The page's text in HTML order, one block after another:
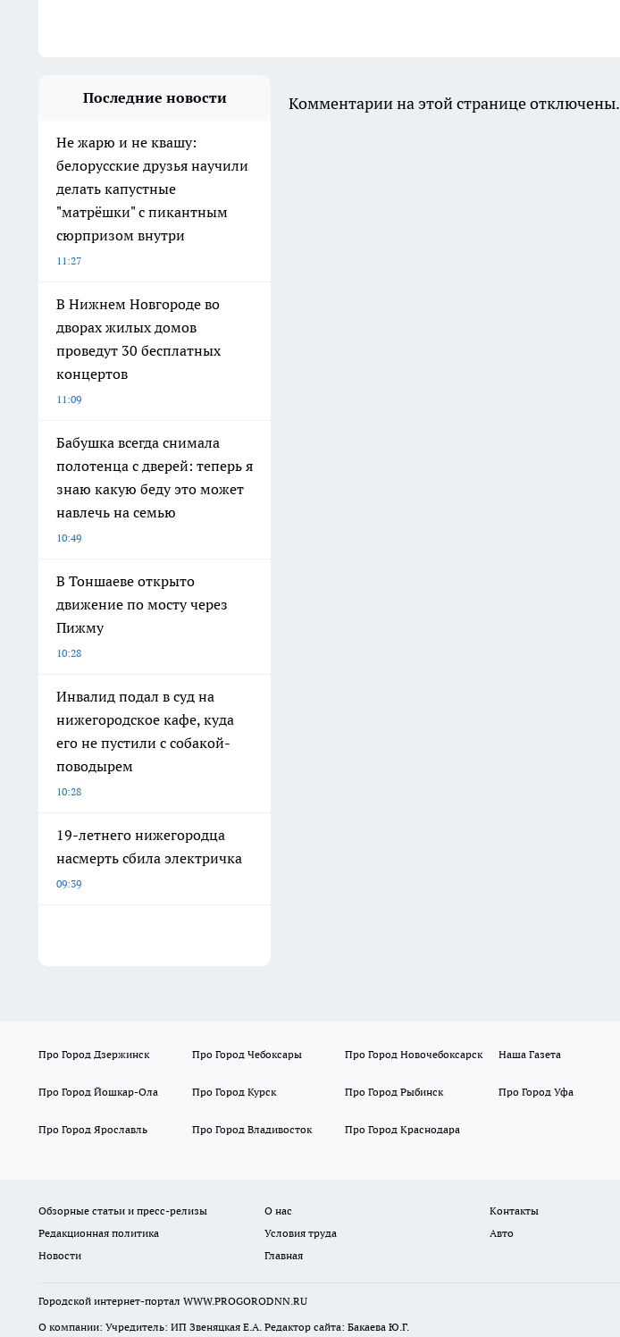
Последние новости
Не жарю и не квашу:
белорусские друзья научили
делать капустные
"матрёшки" с пикантным
сюрпризом внутри
11:27
В Нижнем Новгороде во
дворах жилых домов
проведут 30 бесплатных
концертов
11:09
Бабушка всегда снимала
полотенца с дверей: теперь я
знаю какую беду это может
навлечь на семью
10:49
В Тоншаеве открыто
движение по мосту через
Пижму
10:28
Инвалид подал в суд на
нижегородское кафе, куда
его не пустили с собакой-
поводырем
10:28
19-летнего нижегородца
насмерть сбила электричка
09:39
Комментарии на этой странице отключены.
Про Город Дзержинск Про Город Чебоксары Про Город Новочебоксарск Наша Газета
Про Город Йошкар-Ола Про Город Курск Про Город Рыбинск Про Город Уфа
Про Город Ярославль Про Город Владивосток Про Город Краснодара
Обзорные статьи и пресс-релизы О нас
Контакты
Редакционная политика
Условия труда
Авто
Новости
Главная
Городской интернет-портал WWW.PROGORODNN.RU
О компании: Учредитель: ИП Звеняцкая Е.А. Редактор сайта: Бакаева Ю.Г.